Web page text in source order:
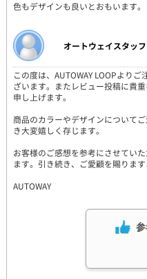
色もデザインも良いとおもいます。
オートウェイスタッ
この度は、AUTOWAY LOOPより
ざいます。またレビュー投稿に貴
申し上げます。
商品のカラーやデザインについて
き大変嬉しく存じます。
お客様のご感想を参考にさせてい
ます。引き続き、ご愛顧を賜りま
AUTOWAY